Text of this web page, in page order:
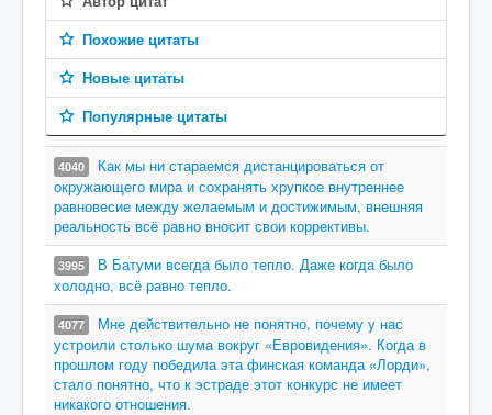
Похожие цитаты
Новые цитаты
Популярные цитаты
4040
Как мы ни стараемся дистанцироваться от
окружающего мира и сохранять хрупкое внутреннее
равновесие между желаемым и достижимым, внешняя
реальность всё равно вносит свои коррективы.
3995
В Батуми всегда было тепло. Даже когда было
холодно, всё равно тепло.
4077
Мне действительно не понятно, почему у нас
устроили столько шума вокруг «Евровидения». Когда в
прошлом году победила эта финская команда «Лорди»,
стало понятно, что к эстраде этот конкурс не имеет
никакого отношения.